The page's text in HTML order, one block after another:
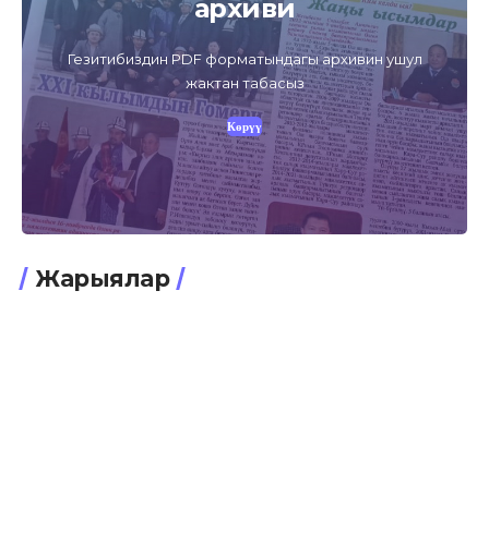
архиви
Гезитибиздин PDF форматындагы архивин ушул
жактан табасыз
Көрүү
Жарыялар